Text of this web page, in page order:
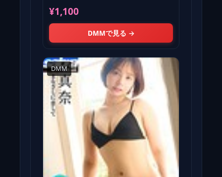
¥1,100
DMMで見る →
DMM